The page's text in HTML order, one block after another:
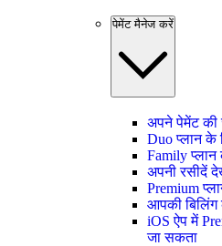
पेमेंट मैनेज करें
अपने पेमेंट की
Duo प्लान के
Family
अपनी रसीदें
Premium
आपकी बिलिंग
iOS ऐप में
जा सकता